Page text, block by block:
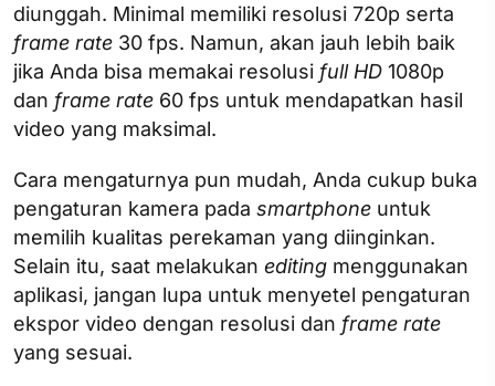
diunggah. Minimal memiliki resolusi 720p serta
frame rate 30 fps. Namun, akan jauh lebih baik
jika Anda bisa memakai resolusi full HD 1080p
dan frame rate 60 fps untuk mendapatkan hasil
video yang maksimal.
Cara mengaturnya pun mudah, Anda cukup buka
pengaturan kamera pada smartphone untuk
memilih kualitas perekaman yang diinginkan.
Selain itu, saat melakukan editing menggunakan
aplikasi, jangan lupa untuk menyetel pengaturan
ekspor video dengan resolusi dan frame rate
yang sesuai.